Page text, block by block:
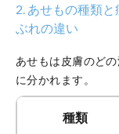
2. あせもの種類
ぶれの違い
あせもは皮膚のど
に分かれます。
種類